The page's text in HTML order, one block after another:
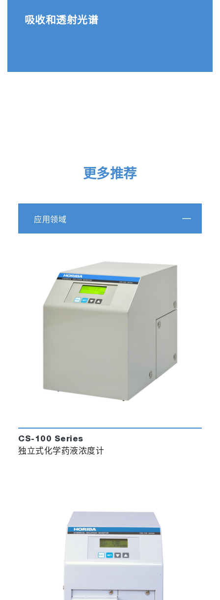
吸收和透射光谱
更多推荐
应用领域
CS-100 Series
独立式化学药液浓度计